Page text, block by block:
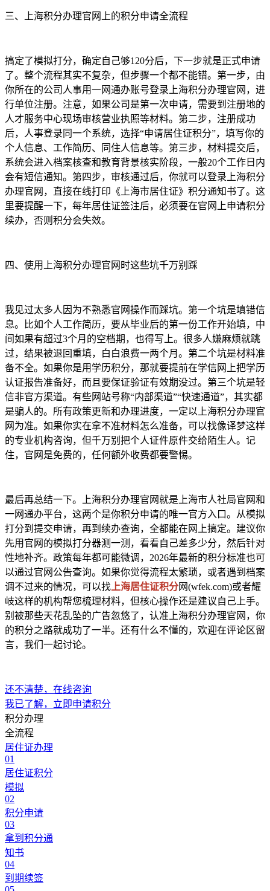
三、上海积分办理官网上的积分申请全流程
搞定了模拟打分，确定自己够120分后，下一步就是正式申请
了。整个流程其实不复杂，但步骤一个都不能错。第一步，由
你所在的公司人事用一网通办账号登录上海积分办理官网，进
行单位注册。注意，如果公司是第一次申请，需要到注册地的
人才服务中心现场审核营业执照等材料。第二步，注册成功
后，人事登录同一个系统，选择“申请居住证积分”，填写你的
个人信息、工作简历、同住人信息等。第三步，材料提交后，
系统会进入档案核查和教育背景核实阶段，一般20个工作日内
会有短信通知。第四步，审核通过后，你就可以登录上海积分
办理官网，直接在线打印《上海市居住证》积分通知书了。这
里要提醒一下，每年居住证签注后，必须要在官网上申请积分
续办，否则积分会失效。
四、使用上海积分办理官网时这些坑千万别踩
我见过太多人因为不熟悉官网操作而踩坑。第一个坑是填错信
息。比如个人工作简历，要从毕业后的第一份工作开始填，中
间如果有超过3个月的空档期，也得写上。很多人嫌麻烦就跳
过，结果被退回重填，白白浪费一两个月。第二个坑是材料准
备不全。如果你是用学历积分，那就要提前在学信网上把学历
认证报告准备好，而且要保证验证有效期没过。第三个坑是轻
信非官方渠道。有些网站号称“内部渠道”“快速通道”，其实都
是骗人的。所有政策更新和办理进度，一定以上海积分办理官
网为准。如果你实在拿不准材料怎么准备，可以找像译梦这样
的专业机构咨询，但千万别把个人证件原件交给陌生人。记
住，官网是免费的，任何额外收费都要警惕。
最后再总结一下。上海积分办理官网就是上海市人社局官网和
一网通办平台，这两个是你积分申请的唯一官方入口。从模拟
打分到提交申请，再到续办查询，全都能在网上搞定。建议你
先用官网的模拟打分器测一测，看看自己差多少分，然后针对
性地补齐。政策每年都可能微调，2026年最新的积分标准也可
以通过官网公告查询。如果你觉得流程太繁琐，或者遇到档案
调不过来的情况，可以找 上海居住证积分网(wfek.com)或者耀
岐这样的机构帮您梳理材料，但核心操作还是建议自己上手。
别被那些天花乱坠的广告忽悠了，认准上海积分办理官网，你
的积分之路就成功了一半。还有什么不懂的，欢迎在评论区留
言，我们一起讨论。
还不清楚，在线咨询
我已了解，立即申请积分
积分办理
全流程
居住证办理
01
居住证积分
模拟
02
积分申请
03
拿到积分通
知书
04
到期续签